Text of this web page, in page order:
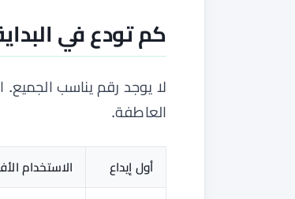
كم تودع في
لا يوجد رقم يناسب
العاطفة.
أول إيداع الاستخدام